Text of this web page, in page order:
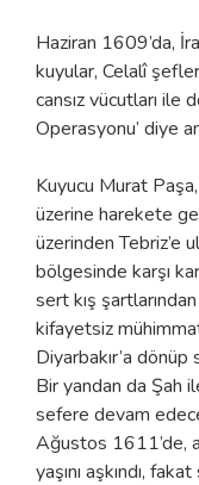
Haziran 1609’da,
kuyular, Celalî
cansız vücutları ile
Operasyonu’ diye
Kuyucu Murat
üzerine harekete
üzerinden Tebriz’e
bölgesinde karşı
sert kış
kifayetsiz
Diyarbakır’a
Bir yandan da Şah
sefere devam
Ağustos 1611’de,
yaşını aşkındı,